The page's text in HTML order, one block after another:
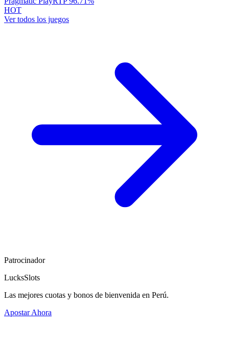
HOT
Ver todos los juegos
Patrocinador
LucksSlots
Las mejores cuotas y bonos de bienvenida en Perú.
Apostar Ahora